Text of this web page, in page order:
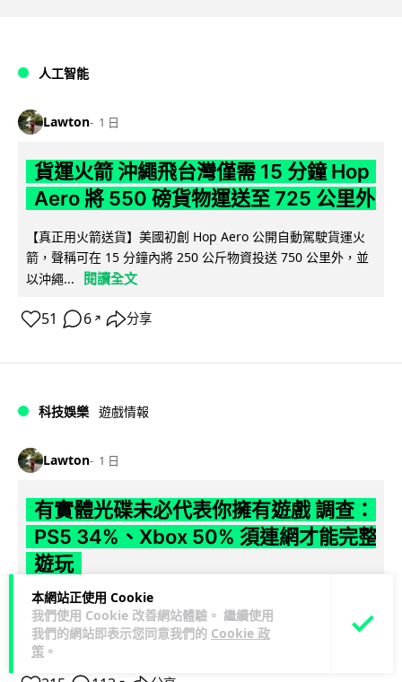
本網站正使用 Cookie
我們使用 Cookie 改善網站體驗。 繼續使用
我們的網站即表示您同意我們的 Cookie 政
策 。
人工智能
Lawton 1 日
貨運火箭 沖繩飛台灣僅需 15 分鐘 Hop
Aero 將 550 磅貨物運送至 725 公里外
【真正用火箭送貨】美國初創 Hop Aero 公開自動駕駛貨運火
箭，聲稱可在 15 分鐘內將 250 公斤物資投送 750 公里外，並
以沖繩...
閱讀全文
51 6 ↗ 分享
科技娛樂 遊戲情報
Lawton 1 日
有實體光碟未必代表你擁有遊戲 調查：
PS5 34%、Xbox 50% 須連網才能完整
遊玩
【就算有光碟，也未必代表擁有遊戲】有調查發現，34% PS5
實體遊戲及 50% Xbox Series X 實體遊戲在完全斷網下無法完
整遊... 閱讀全文